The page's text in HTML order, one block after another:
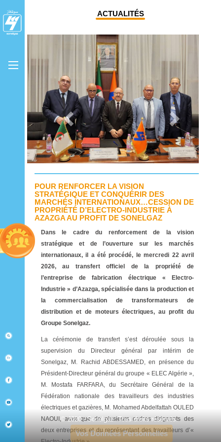
ACTUALITÉS
Previous Next
POUR RENFORCER LA VISION
STRATÉGIQUE ET CONQUÉRIR DES
MARCHÉS INTERNATIONAUX…CESSION DE
PROPRIÉTÉ D’ELECTRO-INDUSTRIE À
AZAZGA AU PROFIT DE SONELGAZ
Dans le cadre du renforcement de la vision
stratégique et de l’ouverture sur les marchés
internationaux, il a été procédé, le mercredi 22 avril
2026, au transfert officiel de la propriété de
l’entreprise de fabrication électrique « Electro-
Industrie » d’Azazga, spécialisée dans la production et
la commercialisation de transformateurs de
distribution et de moteurs électriques, au profit du
Groupe Sonelgaz.
La cérémonie de transfert s’est déroulée sous la
supervision du Directeur général par intérim de
Sonelgaz, M. Rachid ABDESSAMED, en présence du
Président-Directeur général du groupe « ELEC Algérie »,
M. Mostafa FARFARA, du Secrétaire Général de la
Fédération nationale des travailleurs des industries
électriques et gazières, M. Mohamed Abdelfattah OULED
NAOUI, ainsi que de plusieurs cadres dirigeants des
deux entreprises et du représentant des travailleurs d’«
© 2020 - Sonelgaz. Tous droits réservés.
Vos Données Personnelles